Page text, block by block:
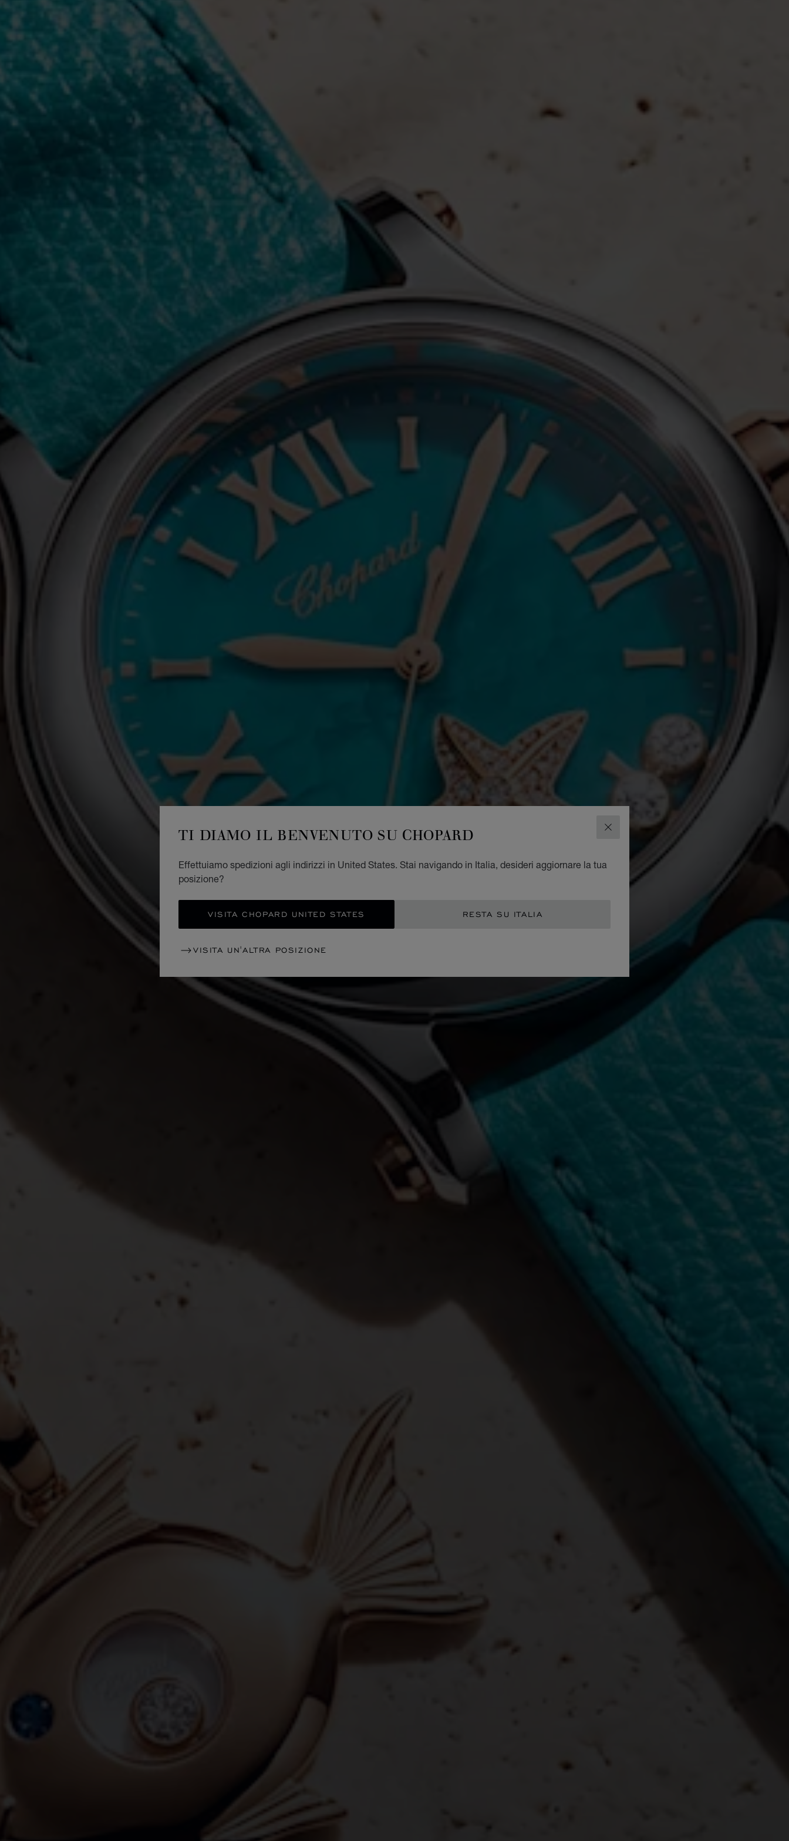
CHIUDI
TI DIAMO IL BENVENUTO SU CHOPARD
Effettuiamo spedizioni agli indirizzi in United States. Stai navigando in Italia, desideri aggiornare la tua
posizione?
VISITA CHOPARD UNITED STATES RESTA SU ITALIA
VISITA UN'ALTRA POSIZIONE